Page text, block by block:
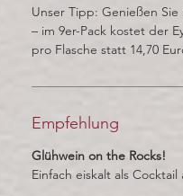
Unser Tipp: Genießen
– im 9er-Pack kostet der
pro Flasche statt 14,70
Empfehlung
Glühwein on the Rocks!
Einfach eiskalt als